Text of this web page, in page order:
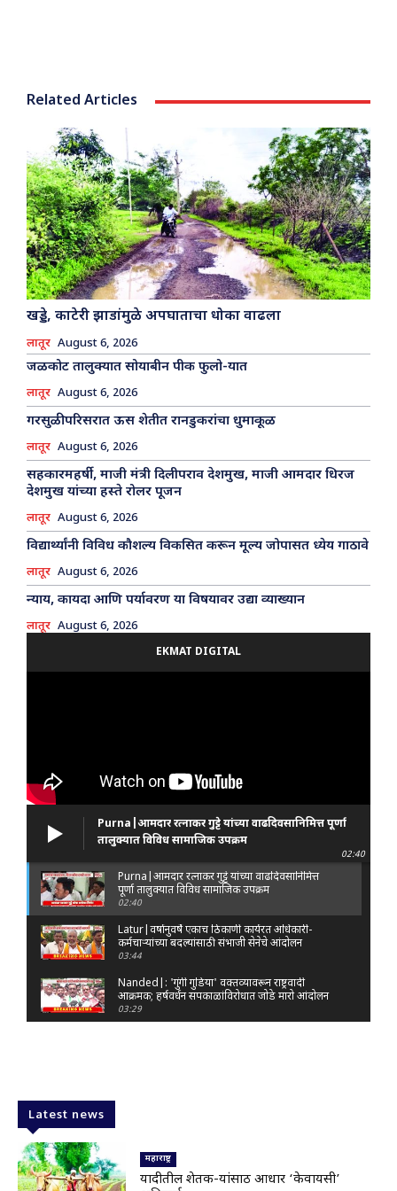
Related Articles
खड्डे, काटेरी झाडांमुळे अपघाताचा धोका वाढला
लातूर August 6, 2026
जळकोट तालुक्यात सोयाबीन पीक फुलो-यात
लातूर August 6, 2026
गरसुळी परिसरात ऊस शेतीत रानडुकरांचा धुमाकूळ
लातूर August 6, 2026
सहकारमहर्षी, माजी मंत्री दिलीपराव देशमुख, माजी आमदार धिरज
देशमुख यांच्या हस्ते रोलर पूजन
लातूर August 6, 2026
विद्यार्थ्यांनी विविध कौशल्य विकसित करून मूल्य जोपासत ध्येय गाठावे
लातूर August 6, 2026
न्याय, कायदा आणि पर्यावरण या विषयावर उद्या व्याख्यान
लातूर August 6, 2026
EKMAT DIGITAL
Purna|आमदार रत्नाकर गुट्टे यांच्या वाढदिवसानिमित्त पूर्णा
तालुक्यात विविध सामाजिक उपक्रम
02:40
Purna|आमदार रत्नाकर गुट्टे यांच्या वाढदिवसानिमित्त
पूर्णा तालुक्यात विविध सामाजिक उपक्रम
02:40
Latur|वर्षानुवर्षे एकाच ठिकाणी कार्यरत अधिकारी-
कर्मचाऱ्यांच्या बदल्यांसाठी संभाजी सेनेचे आंदोलन
03:44
Nanded|: 'गुंगी गुडिया' वक्तव्यावरून राष्ट्रवादी
आक्रमक; हर्षवर्धन सपकाळांविरोधात जोडे मारो आंदोलन
03:29
भेगा; अपघाताचा धोका
00:59
Latest news
महाराष्ट्र
यादीतील शेतक-यांसाठी आधार ‘केवायसी’